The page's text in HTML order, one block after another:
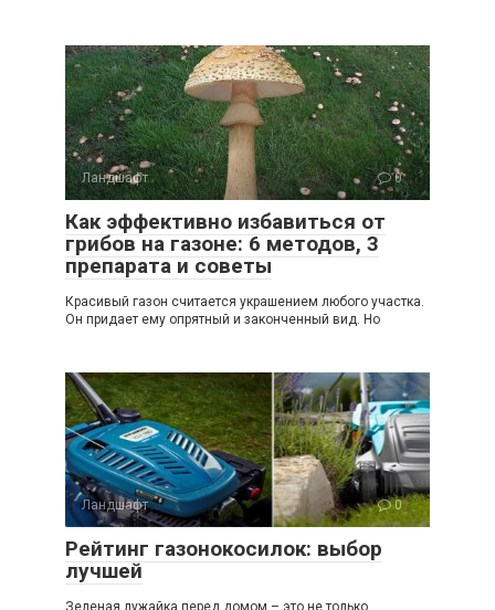
Ландшафт 0
Как эффективно избавиться от
грибов на газоне: 6 методов, 3
препарата и советы
Красивый газон считается украшением любого участка.
Он придает ему опрятный и законченный вид. Но
Ландшафт 0
Рейтинг газонокосилок: выбор
лучшей
Зеленая лужайка перед домом – это не только